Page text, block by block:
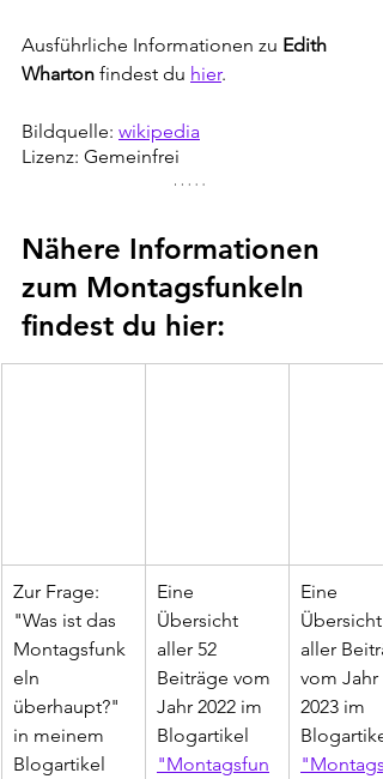
Ausführliche Informationen zu Edith
Wharton findest du hier.
Bildquelle: wikipedia
Lizenz: Gemeinfrei
Nähere Informationen
zum Montagsfunkeln
findest du hier:
Zur Frage:
"Was ist das
Montagsfunk
eln
überhaupt?"
in meinem
Blogartikel
Eine
Übersicht
aller 52
Beiträge vom
Jahr 2022 im
Blogartikel
"Montagsfun
Eine
Übersicht
aller
vom Jahr
2023 im